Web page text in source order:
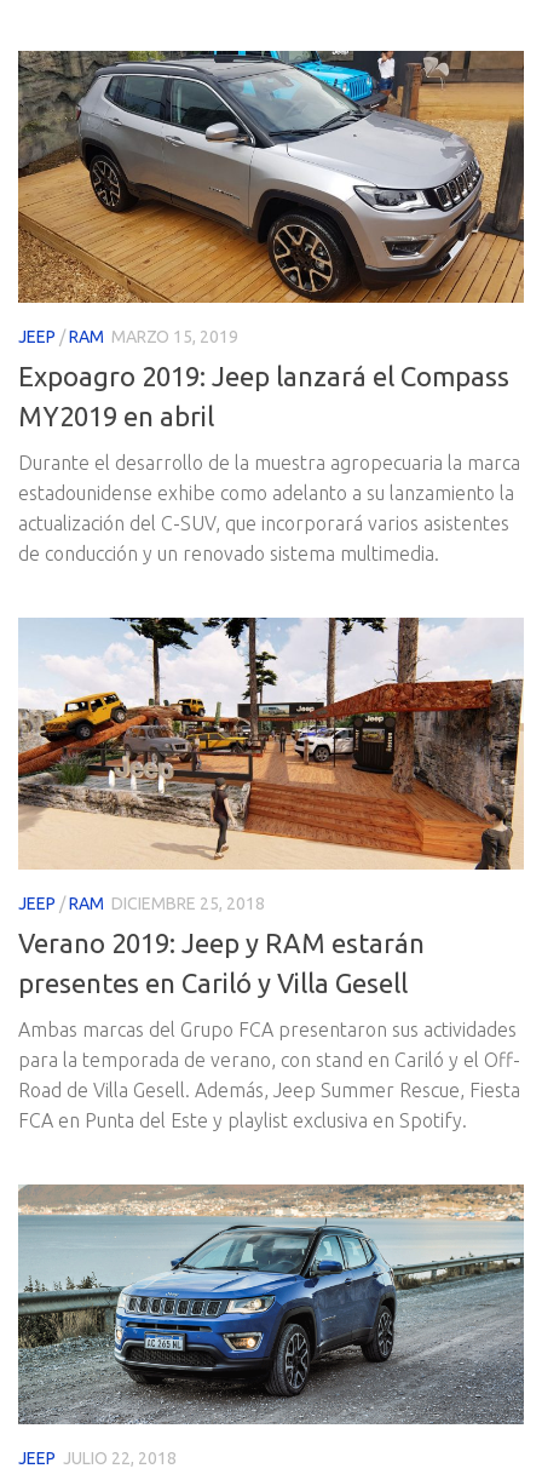
JEEP /RAM MARZO 15, 2019
Expoagro 2019: Jeep lanzará el Compass
MY2019 en abril
Durante el desarrollo de la muestra agropecuaria la marca
estadounidense exhibe como adelanto a su lanzamiento la
actualización del C-SUV, que incorporará varios asistentes
de conducción y un renovado sistema multimedia.
JEEP /RAM DICIEMBRE 25, 2018
Verano 2019: Jeep y RAM estarán
presentes en Cariló y Villa Gesell
Ambas marcas del Grupo FCA presentaron sus actividades
para la temporada de verano, con stand en Cariló y el Off-
Road de Villa Gesell. Además, Jeep Summer Rescue, Fiesta
FCA en Punta del Este y playlist exclusiva en Spotify.
JEEP JULIO 22, 2018